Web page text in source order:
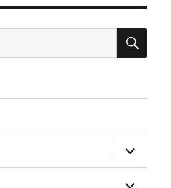
expand
child
menu
expand